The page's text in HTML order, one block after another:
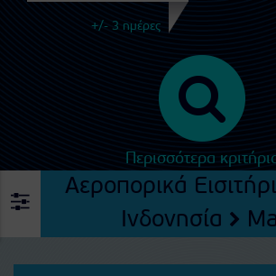
+/- 3 ημέρες
Περισσότερα
Αεροπορικά
Ινδονησία